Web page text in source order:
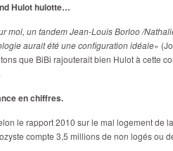
Hulot hulotte…
moi, un tandem Jean-Louis Borloo /
aurait été une configuration idéale»
que BiBi rajouterait bien Hulot à cette
en chiffres.
le rapport 2010 sur le mal logement de la
compte 3,5 millions de non logés ou